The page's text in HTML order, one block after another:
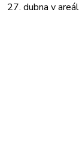
27. dubna v